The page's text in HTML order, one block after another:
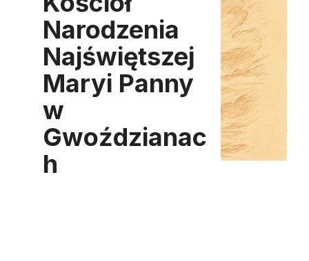
Narodzenia
Najświętszej
Maryi Panny
w
Gwoździanac
h